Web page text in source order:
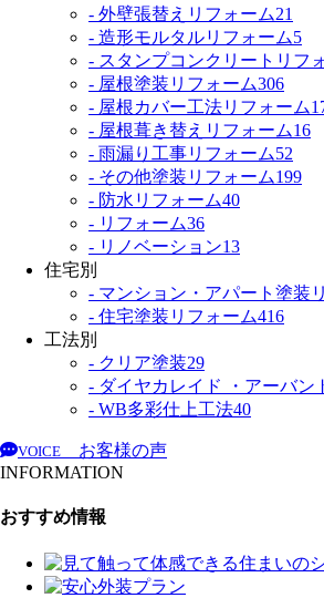
- 外壁張替えリフォーム21
- 造形モルタルリフォーム5
- スタンプコンクリートリフ
- 屋根塗装リフォーム306
- 屋根カバー工法リフォーム
- 屋根葺き替えリフォーム16
- 雨漏り工事リフォーム52
- その他塗装リフォーム199
- 防水リフォーム40
- リフォーム36
- リノベーション13
住宅別
- マンション・アパート塗装
- 住宅塗装リフォーム416
工法別
- クリア塗装29
- ダイヤカレイド ・アーバン
- WB多彩仕上工法40
VOICE
お客様の声
INFORMATION
おすすめ情報